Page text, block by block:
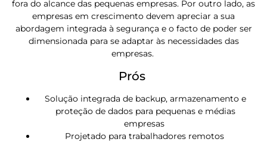
fora do alcance das pequenas empresas. Por outro lado, as
empresas em crescimento devem apreciar a sua
abordagem integrada à segurança e o facto de poder ser
dimensionada para se adaptar às necessidades das
empresas.
Prós
Solução integrada de backup, armazenamento e
proteção de dados para pequenas e médias
empresas
Projetado para trabalhadores remotos